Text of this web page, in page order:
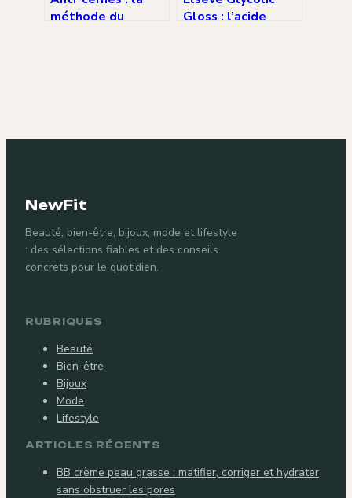
méthode du
Gloss : l’acide
NewFit
Beauté, bien-être, bijoux, mode et lifestyle
: des sélections fiables et des conseils
concrets pour le quotidien.
RUBRIQUES
Beauté
Bien-être
Bijoux
Mode
Lifestyle
ARTICLES RÉCENTS
BB crème peau grasse : matifier, corriger et hydrater
sans obstruer les pores